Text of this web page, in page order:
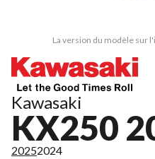
La version du modèle sur
Kawasaki
KX250
20252024